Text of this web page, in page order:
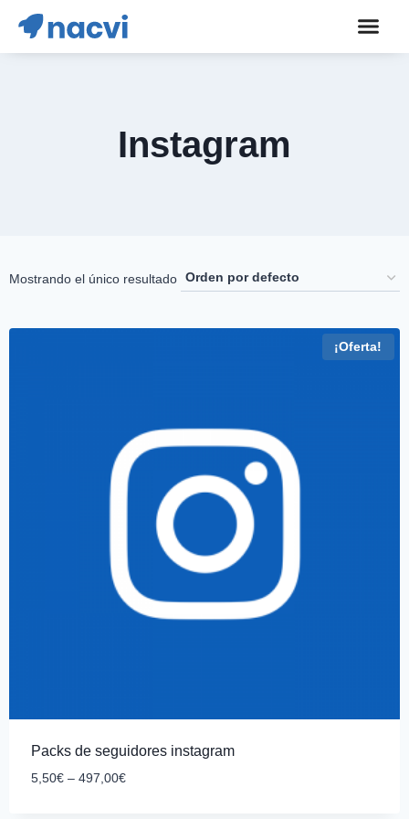
Instagram
Mostrando el único resultado
¡Oferta!
Packs de seguidores instagram
5 ,50€ – 497 ,00€